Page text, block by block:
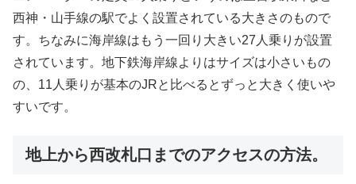
西神・山手線の駅でよく設置されている大きさのもので
す。ちなみに海岸線はもう一回り大きい27人乗りが設置
されています。地下鉄海岸線よりはサイズは小さいもの
の、11人乗りが基本のJRと比べるとずっと大きく使いや
すいです。
地上から西改札口までのアクセスの方法。